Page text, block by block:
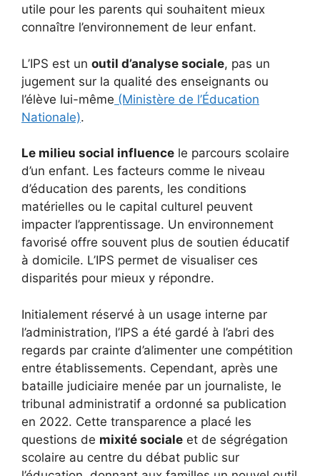
utile pour les parents qui souhaitent mieux
connaître l’environnement de leur enfant.
L’IPS est un outil d’analyse sociale, pas un
jugement sur la qualité des enseignants ou
l’élève lui-même (Ministère de l’Éducation
Nationale).
Le milieu social influence le parcours scolaire
d’un enfant. Les facteurs comme le niveau
d’éducation des parents, les conditions
matérielles ou le capital culturel peuvent
impacter l’apprentissage. Un environnement
favorisé offre souvent plus de soutien éducatif
à domicile. L’IPS permet de visualiser ces
disparités pour mieux y répondre.
Initialement réservé à un usage interne par
l’administration, l’IPS a été gardé à l’abri des
regards par crainte d’alimenter une compétition
entre établissements. Cependant, après une
bataille judiciaire menée par un journaliste, le
tribunal administratif a ordonné sa publication
en 2022. Cette transparence a placé les
questions de mixité sociale et de ségrégation
scolaire au centre du débat public sur